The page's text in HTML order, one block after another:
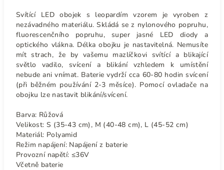
Svítící LED obojek s leopardím vzorem je vyroben z
nezávadného materiálu. Skládá se z nylonového popruhu,
fluorescenčního popruhu, super jasné LED diody a
optického vlákna. Délka obojku je nastavitelná. Nemusíte
mít strach, že by vašemu mazlíčkovi svítící a blikající
světlo vadilo, svícení a blikání vzhledem k umístění
nebude ani vnímat. Baterie vydrží cca 60-80 hodin svícení
(při běžném používání 2-3 měsíce). Pomocí ovladače na
obojku lze nastavit blikání/svícení.
Barva: Růžová
Velikost: S (35-43 cm), M (40-48 cm), L (45-52 cm)
Materiál: Polyamid
Režim napájení: Napájení z baterie
Provozní napětí: ≤36V
Včetně baterie